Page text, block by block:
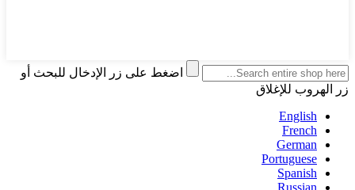
اضغط على زر الإدخال للبحث أو
زر الهروب للإغلاق
English
French
German
Portuguese
Spanish
Russian